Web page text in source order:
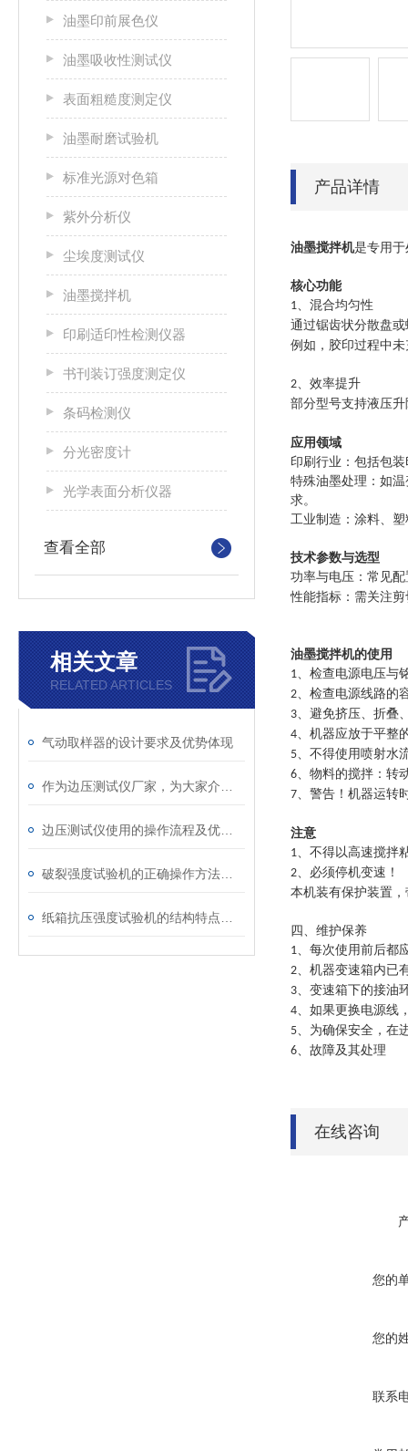
油墨印前展色仪
油墨吸收性测试仪
表面粗糙度测定仪
油墨耐磨试验机
标准光源对色箱
紫外分析仪
尘埃度测试仪
油墨搅拌机
印刷适印性检测仪器
书刊装订强度测定仪
条码检测仪
分光密度计
光学表面分析仪器
查看全部
相关文章
RELATED ARTICLES
气动取样器的设计要求及优势体现
产品详情
油墨搅拌机是专用
核心功能
1、混合均匀性‌
通过锯齿状分散盘
例如，胶印过程中
2、效率提升‌
部分型号支持液压
应用领域
印刷行业‌：包括包
特殊油墨处理‌：如
求‌。
工业制造‌：涂料、
技术参数与选型
功率与电压‌：常见配
性能指标‌：需关注
油墨搅拌机的使用
1、检查电源电压与
2、检查电源线路的
3、避免挤压、折叠
4、机器应放于平整
5、不得使用喷射水
6、物料的搅拌：转
7、警告！机器运转
注意
1、不得以高速搅拌
2、必须停机变速！
本机装有保护装置
四、维护保养
1、每次使用前后都
2、机器变速箱内已
3、变速箱下的接油
4、如果更换电源线
5、为确保安全，在
6、故障及其处理
在线咨询
您的
您的
联系